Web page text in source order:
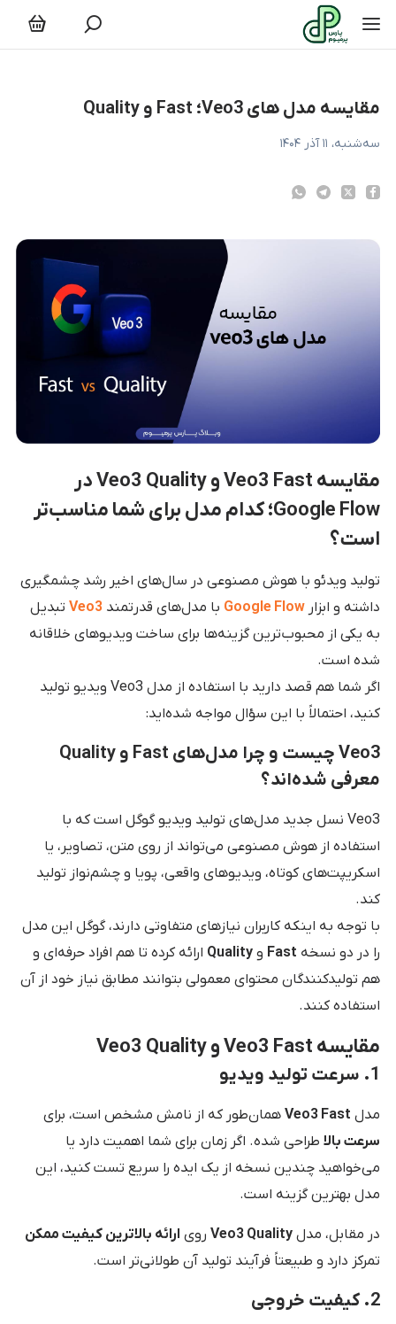
مقایسه مدل های Veo3؛ Fast و Quality
مقایسه مدل های Veo3؛ Fast و Quality
سه‌شنبه، ۱۱ آذر ۱۴۰۴
مقایسه Veo3 Fast و Veo3 Quality در
Google Flow؛ کدام مدل برای شما مناسب‌تر
است؟
تولید ویدئو با هوش مصنوعی در سال‌های اخیر رشد چشمگیری
داشته و ابزار Google Flow با مدل‌های قدرتمند Veo3تبدیل
به یکی از محبوب‌ترین گزینه‌ها برای ساخت ویدیوهای خلاقانه
شده است.
اگر شما هم قصد دارید با استفاده از مدل Veo3 ویدیو تولید
کنید، احتمالاً با این سؤال مواجه شده‌اید:
Veo3 چیست و چرا مدل‌های Fast و Quality
معرفی شده‌اند؟
Veo3 نسل جدید مدل‌های تولید ویدیو گوگل است که با
استفاده از هوش مصنوعی می‌تواند از روی متن، تصاویر، یا
اسکریپت‌های کوتاه، ویدیوهای واقعی، پویا و چشم‌نواز تولید
کند.
با توجه به اینکه کاربران نیازهای متفاوتی دارند، گوگل این مدل
را در دو نسخه Fast و Quality ارائه کرده تا هم افراد حرفه‌ای و
هم تولیدکنندگان محتوای معمولی بتوانند مطابق نیاز خود از آن
استفاده کنند.
مقایسه Veo3 Fast و Veo3 Quality
1. سرعت تولید ویدیو
مدل Veo3 Fastهمان‌طور که از نامش مشخص است، برای
سرعت بالاطراحی شده. اگر زمان برای شما اهمیت دارد یا
می‌خواهید چندین نسخه از یک ایده را سریع تست کنید، این
مدل بهترین گزینه است.
در مقابل، مدل Veo3 Qualityروی ارائه بالاترین کیفیت ممکن
تمرکز دارد و طبیعتاً فرآیند تولید آن طولانی‌تر است.
2. کیفیت خروجی